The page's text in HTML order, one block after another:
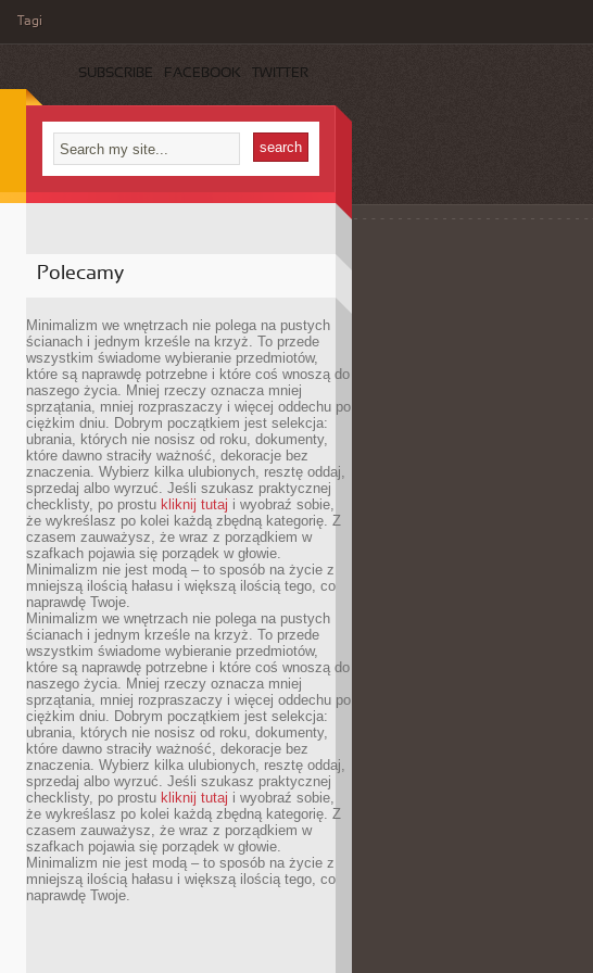
Tagi
SUBSCRIBE FACEBOOK TWITTER
Polecamy
Minimalizm we wnętrzach nie polega na pustych
ścianach i jednym krześle na krzyż. To przede
wszystkim świadome wybieranie przedmiotów,
które są naprawdę potrzebne i które coś wnoszą do
naszego życia. Mniej rzeczy oznacza mniej
sprzątania, mniej rozpraszaczy i więcej oddechu po
ciężkim dniu. Dobrym początkiem jest selekcja:
ubrania, których nie nosisz od roku, dokumenty,
które dawno straciły ważność, dekoracje bez
znaczenia. Wybierz kilka ulubionych, resztę oddaj,
sprzedaj albo wyrzuć. Jeśli szukasz praktycznej
checklisty, po prostu kliknij tutaj i wyobraź sobie,
że wykreślasz po kolei każdą zbędną kategorię. Z
czasem zauważysz, że wraz z porządkiem w
szafkach pojawia się porządek w głowie.
Minimalizm nie jest modą – to sposób na życie z
mniejszą ilością hałasu i większą ilością tego, co
naprawdę Twoje.
Minimalizm we wnętrzach nie polega na pustych
ścianach i jednym krześle na krzyż. To przede
wszystkim świadome wybieranie przedmiotów,
które są naprawdę potrzebne i które coś wnoszą do
naszego życia. Mniej rzeczy oznacza mniej
sprzątania, mniej rozpraszaczy i więcej oddechu po
ciężkim dniu. Dobrym początkiem jest selekcja:
ubrania, których nie nosisz od roku, dokumenty,
które dawno straciły ważność, dekoracje bez
znaczenia. Wybierz kilka ulubionych, resztę oddaj,
sprzedaj albo wyrzuć. Jeśli szukasz praktycznej
checklisty, po prostu kliknij tutaj i wyobraź sobie,
że wykreślasz po kolei każdą zbędną kategorię. Z
czasem zauważysz, że wraz z porządkiem w
szafkach pojawia się porządek w głowie.
Minimalizm nie jest modą – to sposób na życie z
mniejszą ilością hałasu i większą ilością tego, co
naprawdę Twoje.